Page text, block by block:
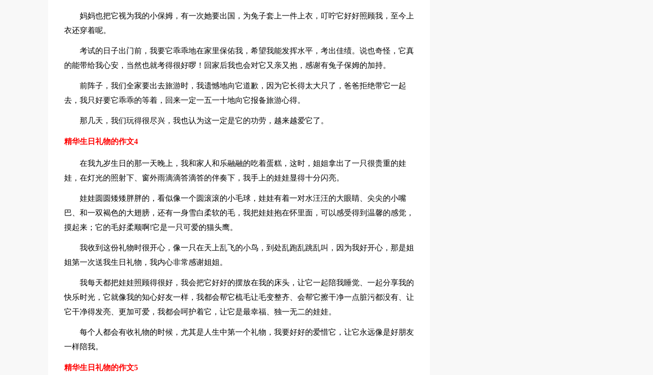
妈妈也把它视为我的小保姆，有一次她要出国，为兔子套上一件上衣，叮咛它好好照顾我，至今上
衣还穿着呢。
考试的日子出门前，我要它乖乖地在家里保佑我，希望我能发挥水平，考出佳绩。说也奇怪，它真
的能带给我心安，当然也就考得很好啰！回家后我也会对它又亲又抱，感谢有兔子保姆的加持。
前阵子，我们全家要出去旅游时，我遗憾地向它道歉，因为它长得太大只了，爸爸拒绝带它一起
去，我只好要它乖乖的等着，回来一定一五一十地向它报备旅游心得。
那几天，我们玩得很尽兴，我也认为这一定是它的功劳，越来越爱它了。
精华生日礼物的作文4
在我九岁生日的那一天晚上，我和家人和乐融融的吃着蛋糕，这时，姐姐拿出了一只很贵重的娃
娃，在灯光的照射下、窗外雨滴滴答滴答的伴奏下，我手上的娃娃显得十分闪亮。
娃娃圆圆矮矮胖胖的，看似像一个圆滚滚的小毛球，娃娃有着一对水汪汪的大眼睛、尖尖的小嘴
巴、和一双褐色的大翅膀，还有一身雪白柔软的毛，我把娃娃抱在怀里面，可以感受得到温馨的感觉，
摸起来；它的毛好柔顺啊!它是一只可爱的猫头鹰。
我收到这份礼物时很开心，像一只在天上乱飞的小鸟，到处乱跑乱跳乱叫，因为我好开心，那是姐
姐第一次送我生日礼物，我内心非常感谢姐姐。
我每天都把娃娃照顾得很好，我会把它好好的摆放在我的床头，让它一起陪我睡觉、一起分享我的
快乐时光，它就像我的知心好友一样，我都会帮它梳毛让毛变整齐、会帮它擦干净一点脏污都没有、让
它干净得发亮、更加可爱，我都会呵护着它，让它是最幸福、独一无二的娃娃。
每个人都会有收礼物的时候，尤其是人生中第一个礼物，我要好好的爱惜它，让它永远像是好朋友
一样陪我。
精华生日礼物的作文5